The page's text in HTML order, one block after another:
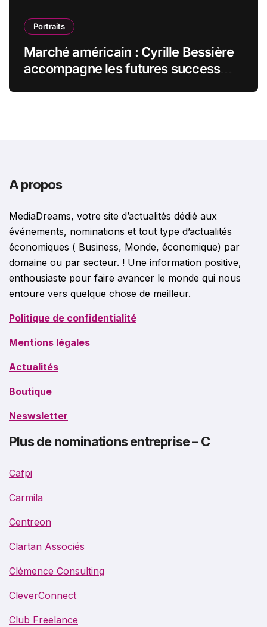
Portraits
Marché américain : Cyrille Bessière
accompagne les futures success
A propos
MediaDreams, votre site d’actualités dédié aux
événements, nominations et tout type d’actualités
économiques ( Business, Monde, économique) par
domaine ou par secteur. ! Une information positive,
enthousiaste pour faire avancer le monde qui nous
entoure vers quelque chose de meilleur.
Politique de confidentialité
Mentions légales
Actualités
Boutique
Neswsletter
Plus de nominations entreprise – C
Cafpi
Carmila
Centreon
Clartan Associés
Clémence Consulting
CleverConnect
Club Freelance